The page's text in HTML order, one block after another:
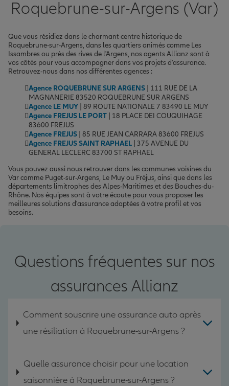
Roquebrune-sur-Argens (Var)
Que vous résidiez dans le charmant centre historique de
Roquebrune-sur-Argens, dans les quartiers animés comme Les
Issambres ou près des rives de l'Argens, nos agents Allianz sont à
vos côtés pour vous accompagner dans vos projets d'assurance.
Retrouvez-nous dans nos différentes agences :
Agence ROQUEBRUNE SUR ARGENS | 111 RUE DE LA
MAGNANERIE 83520 ROQUEBRUNE SUR ARGENS
Agence LE MUY | 89 ROUTE NATIONALE 7 83490 LE MUY
Agence FREJUS LE PORT | 18 PLACE DEI COUQUIHAGE
83600 FREJUS
Agence FREJUS | 85 RUE JEAN CARRARA 83600 FREJUS
Agence FREJUS SAINT RAPHAEL | 375 AVENUE DU
GENERAL LECLERC 83700 ST RAPHAEL
Vous pouvez aussi nous retrouver dans les communes voisines du
Var comme Puget-sur-Argens, Le Muy ou Fréjus, ainsi que dans les
départements limitrophes des Alpes-Maritimes et des Bouches-du-
Rhône. Nos équipes sont à votre écoute pour vous proposer les
meilleures solutions d'assurance adaptées à votre profil et vos
besoins.
Questions fréquentes sur nos
assurances Allianz
Comment souscrire une assurance auto après
une résiliation à Roquebrune-sur-Argens ?
Quelle assurance choisir pour une location
saisonnière à Roquebrune-sur-Argens ?